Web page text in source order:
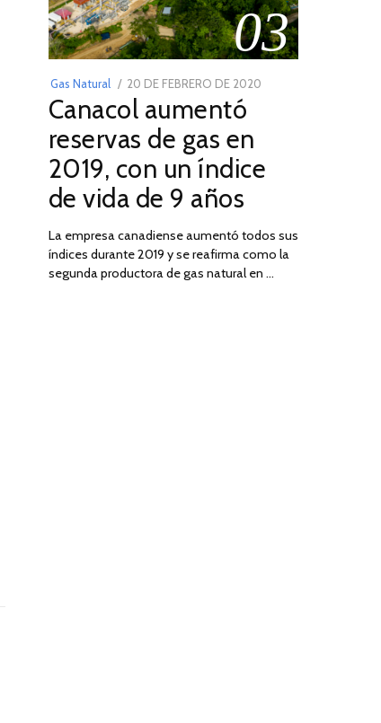
03
Gas Natural
POSTED
ON
20 DE FEBRERO DE 2020
2025
Canacol aumentó
reservas de gas en
2019, con un índice
de vida de 9 años
La empresa canadiense aumentó todos sus
índices durante 2019 y se reafirma como la
segunda productora de gas natural en …